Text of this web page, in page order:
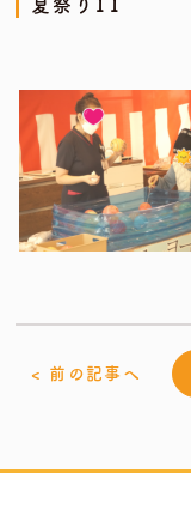
夏祭り11
< 前の記事へ